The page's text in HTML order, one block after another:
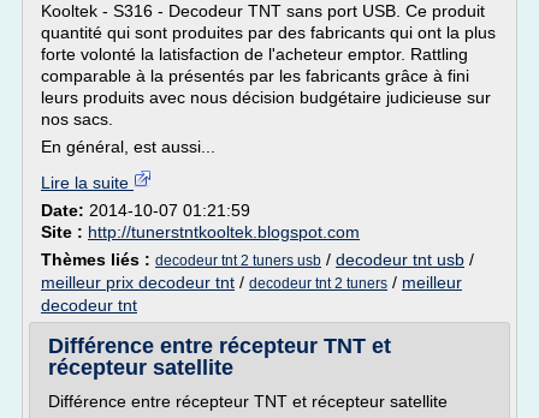
Kooltek - S316 - Decodeur TNT sans port USB. Ce produit
quantité qui sont produites par des fabricants qui ont la plus
forte volonté la latisfaction de l'acheteur emptor. Rattling
comparable à la présentés par les fabricants grâce à fini
leurs produits avec nous décision budgétaire judicieuse sur
nos sacs.
En général, est aussi...
Lire la suite
Date: 2014-10-07 01:21:59
Site : http://tunerstntkooltek.blogspot.com
Thèmes liés : decodeur tnt 2 tuners usb / decodeur tnt usb /
meilleur prix decodeur tnt / decodeur tnt 2 tuners / meilleur
decodeur tnt
Différence entre récepteur TNT et
récepteur satellite
Différence entre récepteur TNT et récepteur satellite